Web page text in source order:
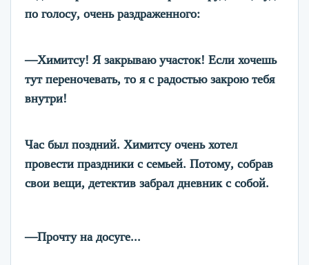
по голосу, очень раздраженного:
—Химитсу! Я закрываю участок! Если хочешь
тут переночевать, то я с радостью закрою тебя
внутри!
Час был поздний. Химитсу очень хотел
провести праздники с семьей. Потому, собрав
свои вещи, детектив забрал дневник с собой.
—Прочту на досуге...